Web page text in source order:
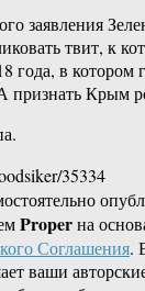
заявления
твит, к
года, в котором
Крым
35334
Properна
Соглашения.
ваши